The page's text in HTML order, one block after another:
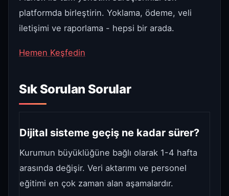
platformda birleştirin. Yoklama, ödeme, veli
iletişimi ve raporlama - hepsi bir arada.
Hemen Keşfedin
Sık Sorulan Sorular
Dijital sisteme geçiş ne kadar sürer?
Kurumun büyüklüğüne bağlı olarak 1-4 hafta
arasında değişir. Veri aktarımı ve personel
eğitimi en çok zaman alan aşamalardır.